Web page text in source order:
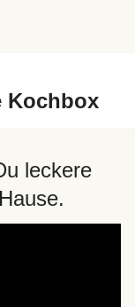
Kochbox
leckere